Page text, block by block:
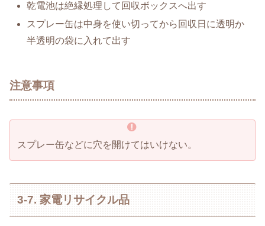
乾電池は絶縁処理して回収ボックスへ出す
スプレー缶は中身を使い切ってから回収日に透明か
半透明の袋に入れて出す
注意事項
スプレー缶などに穴を開けてはいけない。
3-7. 家電リサイクル品